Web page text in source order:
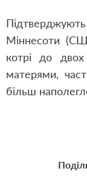
Міннесоти
котрі до
матерями,
більш